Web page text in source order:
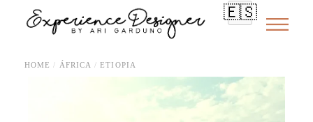
🇪🇸
HOME ÁFRICA ETIOPIA